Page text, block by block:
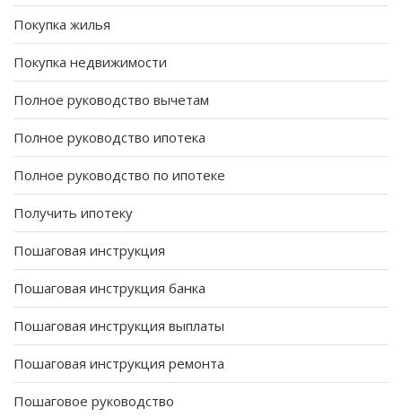
Покупка жилья
Покупка недвижимости
Полное руководство вычетам
Полное руководство ипотека
Полное руководство по ипотеке
Получить ипотеку
Пошаговая инструкция
Пошаговая инструкция банка
Пошаговая инструкция выплаты
Пошаговая инструкция ремонта
Пошаговое руководство